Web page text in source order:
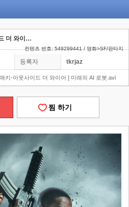
[ 마블의 앤서니 매키-아웃사이드 더 와이어 ] 미래의 AI 로봇
컨텐츠 번호: 549299441 / 영화>SF/판타지
등록자 tkrjaz
키-아웃사이드 더 와이어 ] 미래의 AI 로봇.avi
찜 하기